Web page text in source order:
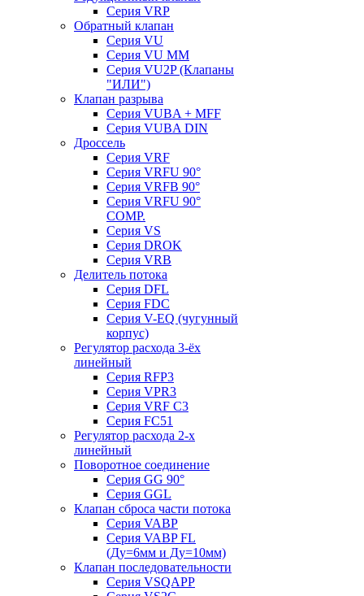
Серия VRP
Обратный клапан
Серия VU
Серия VU MM
Серия VU2P (Клапаны
"ИЛИ")
Клапан разрыва
Серия VUBA + MFF
Серия VUBA DIN
Дроссель
Серия VRF
Серия VRFU 90°
Серия VRFB 90°
Серия VRFU 90°
COMP.
Серия VS
Серия DROK
Серия VRB
Делитель потока
Серия DFL
Серия FDC
Серия V-EQ (чугунный
корпус)
Регулятор расхода 3-ёх
линейный
Серия RFP3
Серия VPR3
Серия VRF C3
Серия FC51
Регулятор расхода 2-х
линейный
Поворотное соединение
Серия GG 90°
Серия GGL
Клапан сброса части потока
Серия VABP
Серия VABP FL
(Ду=6мм и Ду=10мм)
Клапан последовательности
Серия VSQAPP